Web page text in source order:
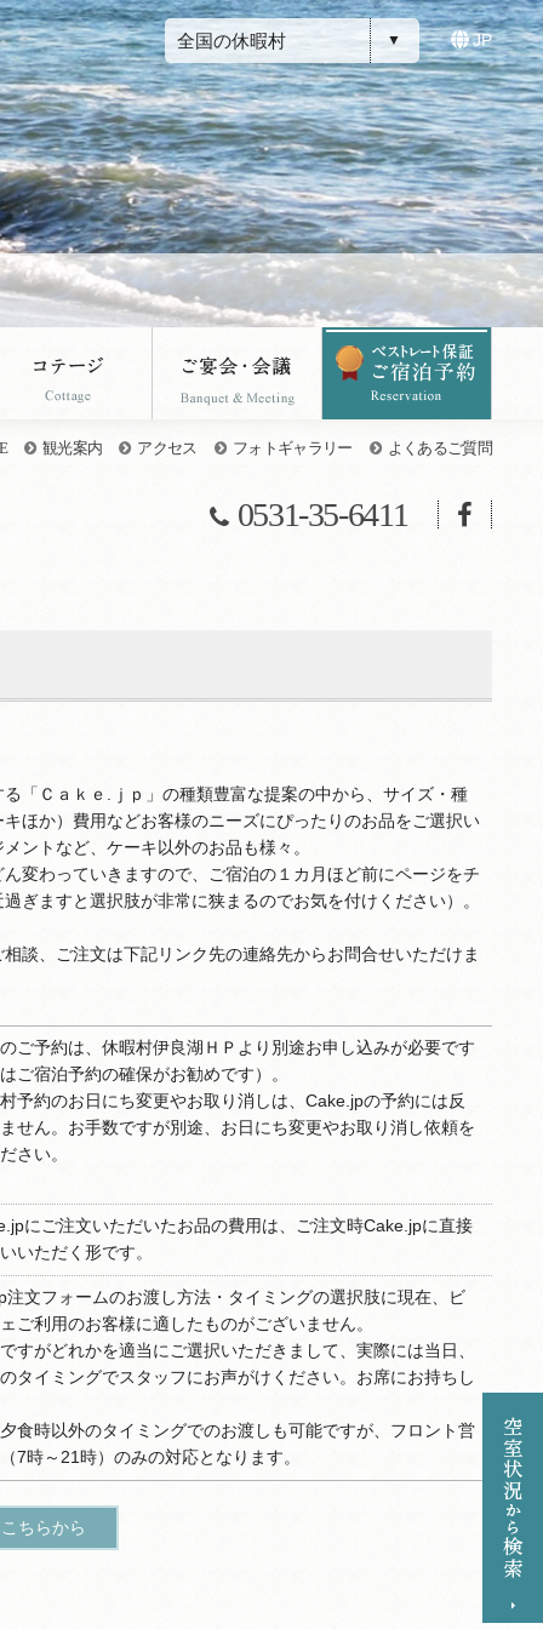
全国の休暇村 JP
観光案内 アクセス フォトギャラリー よくあるご質問
0531-35-6411
「Ｃａｋｅ.ｊｐ」の種類豊富な提案の中から、サイズ・種
ほか）費用などお客様のニーズにぴったりのお品をご選択い
ントなど、ケーキ以外のお品も様々。
変わっていきますので、ご宿泊の１カ月ほど前にページをチ
ぎますと選択肢が非常に狭まるのでお気を付けください）。
談、ご注文は下記リンク先の連絡先からお問合せいただけま
ご予約は、休暇村伊良湖ＨＰより別途お申し込みが必要です
ご宿泊予約の確保がお勧めです）。
予約のお日にち変更やお取り消しは、Cake.jpの予約には反
せん。お手数ですが別途、お日にち変更やお取り消し依頼を
さい。
にご注文いただいたお品の費用は、ご注文時Cake.jpに直接
いただく形です。
注文フォームのお渡し方法・タイミングの選択肢に現在、ビ
ご利用のお客様に適したものがございません。
すがどれかを適当にご選択いただきまして、実際には当日、
タイミングでスタッフにお声がけください。お席にお持ちし
食時以外のタイミングでのお渡しも可能ですが、フロント営
7時～21時）のみの対応となります。
ちらから